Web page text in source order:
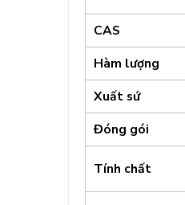
CAS
Hàm lượng
Xuất sứ
Đóng gói
Tính chất